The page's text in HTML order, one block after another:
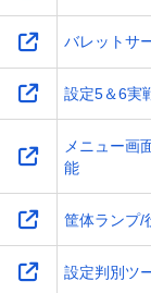
バレットサ
設定5＆6実
メニュー画
能
筐体ランプ/
設定判別ツ